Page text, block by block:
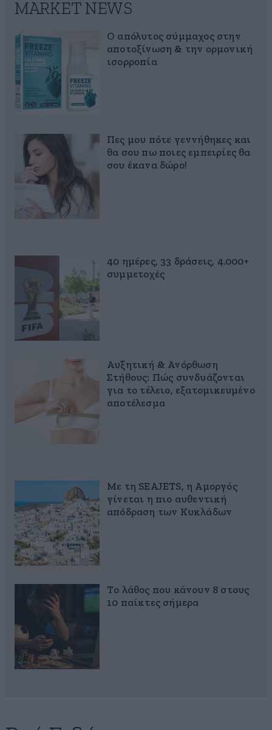
MARKET NEWS
Ο απόλυτος σύμμαχος στην
αποτοξίνωση & την ορμονική
ισορροπία
Πες μου πότε γεννήθηκες και
θα σου πω ποιες εμπειρίες θα
σου έκανα δώρο!
40 ημέρες, 33 δράσεις, 4.000+
συμμετοχές
Αυξητική & Ανόρθωση
Στήθους: Πώς συνδυάζονται
για το τέλειο, εξατομικευμένο
αποτέλεσμα
Με τη SEAJETS, η Αμοργός
γίνεται η πιο αυθεντική
απόδραση των Κυκλάδων
Το λάθος που κάνουν 8 στους
10 παίκτες σήμερα